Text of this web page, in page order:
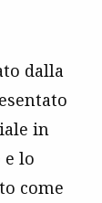
dalla
in
e lo
come